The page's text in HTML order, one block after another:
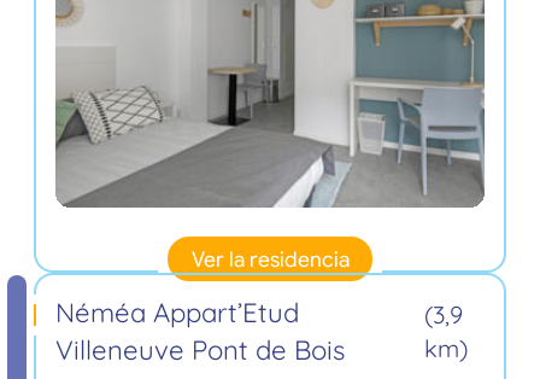
Ver la residencia
Néméa Appart’Etud
Villeneuve Pont de Bois
(3,9
km)